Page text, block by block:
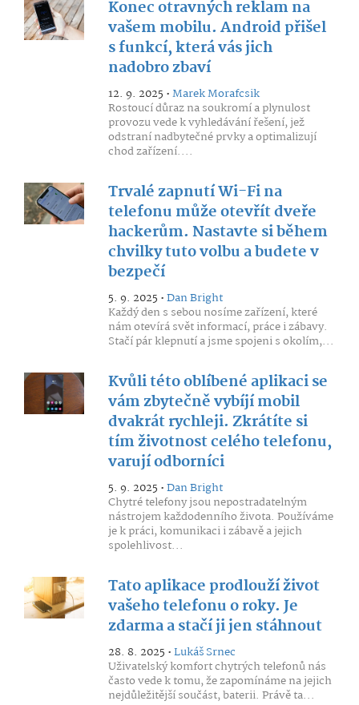
Konec otravných reklam na
vašem mobilu. Android přišel
s funkcí, která vás jich
nadobro zbaví
12. 9. 2025 •Marek Morafcsik
Rostoucí důraz na soukromí a plynulost
provozu vede k vyhledávání řešení, jež
odstraní nadbytečné prvky a optimalizují
chod zařízení....
Trvalé zapnutí Wi-Fi na
telefonu může otevřít dveře
hackerům. Nastavte si během
chvilky tuto volbu a budete v
bezpečí
5. 9. 2025 •Dan Bright
Každý den s sebou nosíme zařízení, které
nám otevírá svět informací, práce i zábavy.
Stačí pár klepnutí a jsme spojeni s okolím,...
Kvůli této oblíbené aplikaci se
vám zbytečně vybíjí mobil
dvakrát rychleji. Zkrátíte si
tím životnost celého telefonu,
varují odborníci
5. 9. 2025 •Dan Bright
Chytré telefony jsou nepostradatelným
nástrojem každodenního života. Používáme
je k práci, komunikaci i zábavě a jejich
spolehlivost...
Tato aplikace prodlouží život
vašeho telefonu o roky. Je
zdarma a stačí ji jen stáhnout
28. 8. 2025 •Lukáš Srnec
Uživatelský komfort chytrých telefonů nás
často vede k tomu, že zapomínáme na jejich
nejdůležitější součást, baterii. Právě ta...